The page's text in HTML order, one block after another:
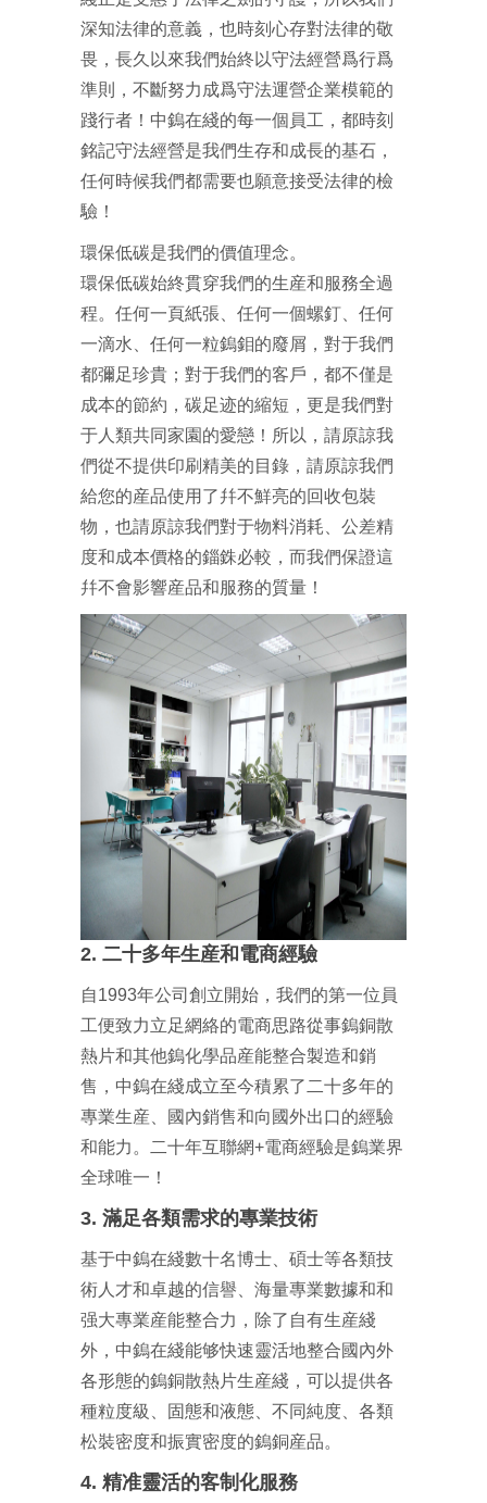
深知法律的意義，也時刻心存對法律的敬
畏，長久以來我們始終以守法經營爲行爲
準則，不斷努力成爲守法運營企業模範的
踐行者！中鎢在綫的每一個員工，都時刻
銘記守法經營是我們生存和成長的基石，
任何時候我們都需要也願意接受法律的檢
驗！
環保低碳是我們的價值理念。
環保低碳始終貫穿我們的生産和服務全過
程。任何一頁紙張、任何一個螺釘、任何
一滴水、任何一粒鎢鉬的廢屑，對于我們
都彌足珍貴；對于我們的客戶，都不僅是
成本的節約，碳足迹的縮短，更是我們對
于人類共同家園的愛戀！所以，請原諒我
們從不提供印刷精美的目錄，請原諒我們
給您的産品使用了幷不鮮亮的回收包裝
物，也請原諒我們對于物料消耗、公差精
度和成本價格的錙銖必較，而我們保證這
幷不會影響産品和服務的質量！
2. 二十多年生産和電商經驗
自1993年公司創立開始，我們的第一位員
工便致力立足網絡的電商思路從事鎢銅散
熱片和其他鎢化學品産能整合製造和銷
售，中鎢在綫成立至今積累了二十多年的
專業生産、國內銷售和向國外出口的經驗
和能力。二十年互聯網+電商經驗是鎢業界
全球唯一！
3. 滿足各類需求的專業技術
基于中鎢在綫數十名博士、碩士等各類技
術人才和卓越的信譽、海量專業數據和和
强大專業産能整合力，除了自有生産綫
外，中鎢在綫能够快速靈活地整合國內外
各形態的鎢銅散熱片生産綫，可以提供各
種粒度級、固態和液態、不同純度、各類
松裝密度和振實密度的鎢銅産品。
4. 精准靈活的客制化服務